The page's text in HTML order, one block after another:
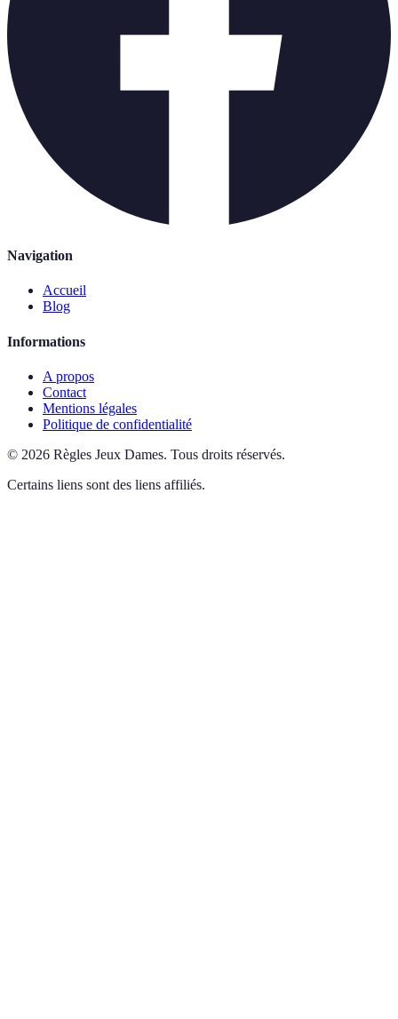
Navigation
Accueil
Blog
Informations
A propos
Contact
Mentions légales
Politique de confidentialité
© 2026 Règles Jeux Dames. Tous droits réservés.
Certains liens sont des liens affiliés.